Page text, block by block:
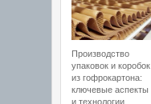
Производство
упаковок и коробок
из гофрокартона:
ключевые аспекты
и технологии